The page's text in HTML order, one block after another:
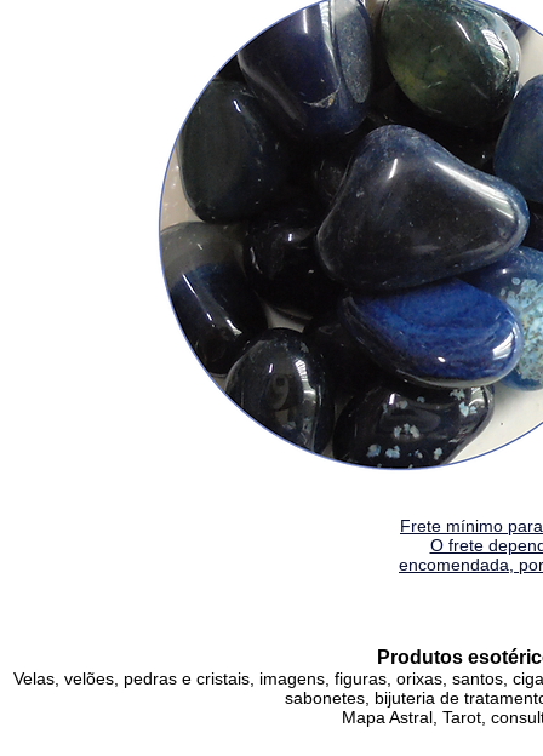
Frete mínimo
O frete
encomendada,
Produtos
Velas, velões, pedras e cristais, imagens, figuras, orixas, santos,
sabonetes, bijuteria de
Mapa Astral, Tarot,